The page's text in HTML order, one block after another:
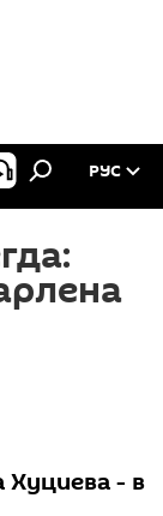
РУС
- в